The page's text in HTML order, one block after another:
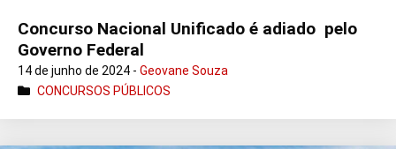
Concurso Nacional Unificado é adiado pelo
Governo Federal
14 de junho de 2024 - Geovane Souza
CONCURSOS PÚBLICOS